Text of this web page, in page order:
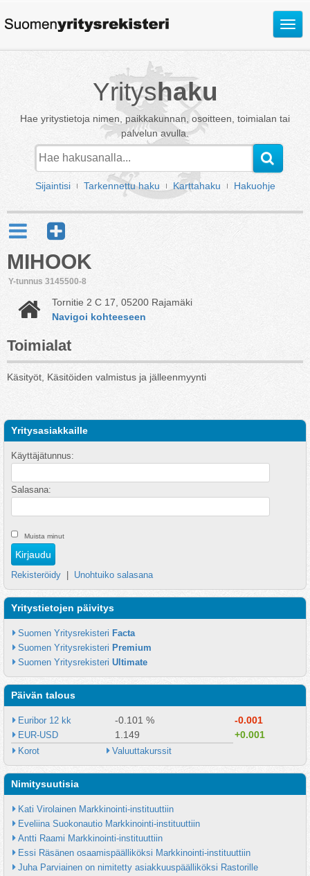
Avaa
Yrityshaku
Hae yritystietoja nimen, paikkakunnan, osoitteen, toimialan tai
palvelun avulla.
Sijaintisi Tarkennettu haku Karttahaku Hakuohje
MIHOOK
Y-tunnus 3145500-8
Tornitie 2 C 17, 05200 Rajamäki
Navigoi kohteeseen
Toimialat
Käsityöt, Käsitöiden valmistus ja jälleenmyynti
Yritysasiakkaille
Käyttäjätunnus:
Salasana:
Muista minut
Rekisteröidy Unohtuiko salasana
Yritystietojen päivitys
Suomen Yritysrekisteri Facta
Suomen Yritysrekisteri Premium
Suomen Yritysrekisteri Ultimate
Päivän talous
Euribor 12 kk -0.101 % -0.001
EUR-USD 1.149 +0.001
Korot Valuuttakurssit
Nimitysuutisia
Kati Virolainen Markkinointi-instituuttiin
Eveliina Suokonautio Markkinointi-instituuttiin
Antti Raami Markkinointi-instituuttiin
Essi Räsänen osaamispäälliköksi Markkinointi-instituuttiin
Juha Parviainen on nimitetty asiakkuuspäälliköksi Rastorille